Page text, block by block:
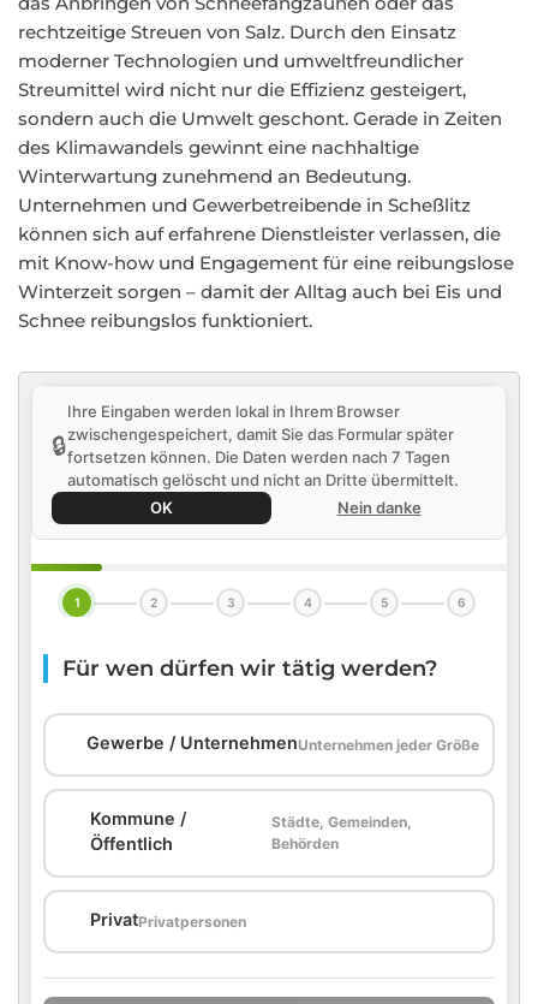
rechtzeitige Streuen von Salz. Durch den Einsatz
moderner Technologien und umweltfreundlicher
Streumittel wird nicht nur die Effizienz gesteigert,
sondern auch die Umwelt geschont. Gerade in Zeiten
des Klimawandels gewinnt eine nachhaltige
Winterwartung zunehmend an Bedeutung.
Unternehmen und Gewerbetreibende in Scheßlitz
können sich auf erfahrene Dienstleister verlassen, die
mit Know-how und Engagement für eine reibungslose
Winterzeit sorgen – damit der Alltag auch bei Eis und
Schnee reibungslos funktioniert.
🔒
Ihre Eingaben werden lokal in Ihrem Browser
zwischengespeichert, damit Sie das Formular später
fortsetzen können. Die Daten werden nach 7 Tagen
automatisch gelöscht und nicht an Dritte übermittelt.
OK
Nein danke
1 2 3 4 5 6
Für wen dürfen wir tätig werden?
Gewerbe / UnternehmenUnternehmen jeder Größe
Kommune /
Öffentlich
Städte, Gemeinden,
Behörden
PrivatPrivatpersonen